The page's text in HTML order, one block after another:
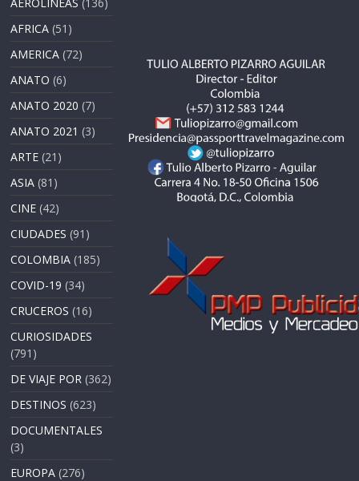
AFRICA (51)
AMERICA (72)
ANATO (6)
ANATO 2020 (7)
ANATO 2021 (3)
ARTE (21)
ASIA (81)
CINE (42)
CIUDADES (91)
COLOMBIA (185)
COVID-19 (34)
CRUCEROS (16)
CURIOSIDADES
(791)
DE VIAJE POR (362)
DESTINOS (623)
DOCUMENTALES
(3)
EUROPA (276)